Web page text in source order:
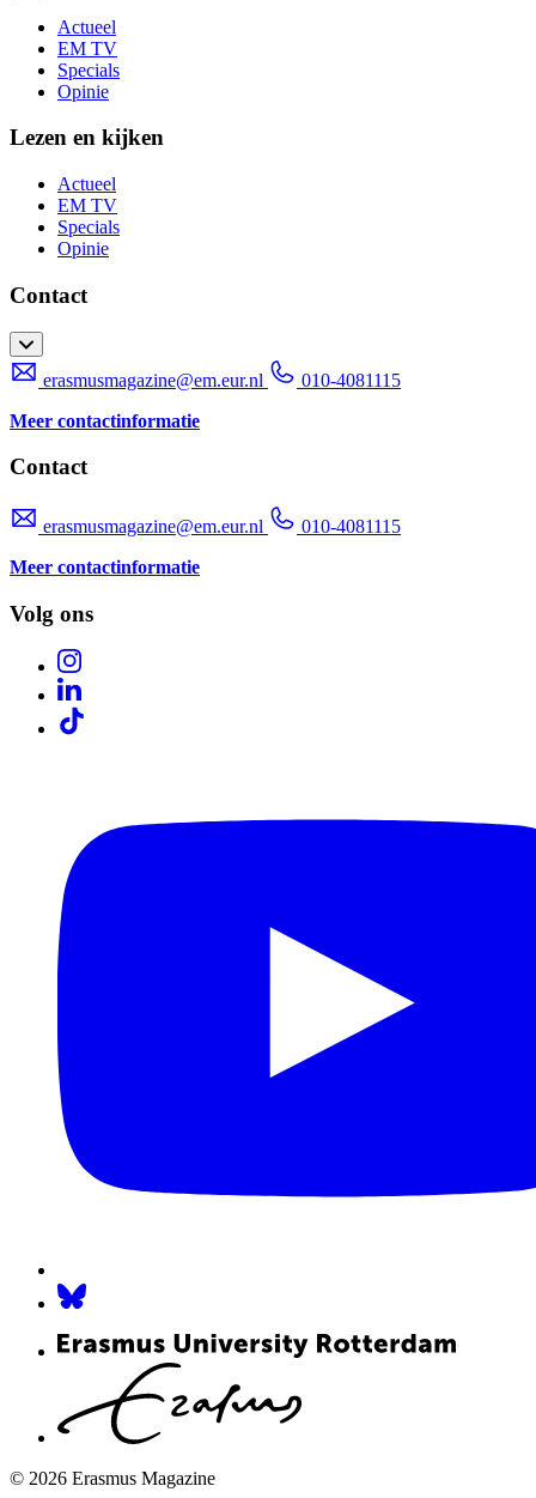
Actueel
EM TV
Specials
Opinie
Lezen en kijken
Actueel
EM TV
Specials
Opinie
Contact
erasmusmagazine@em.eur.nl
010-4081115
Meer contactinformatie
Contact
erasmusmagazine@em.eur.nl
010-4081115
Meer contactinformatie
Volg ons
© 2026 Erasmus Magazine